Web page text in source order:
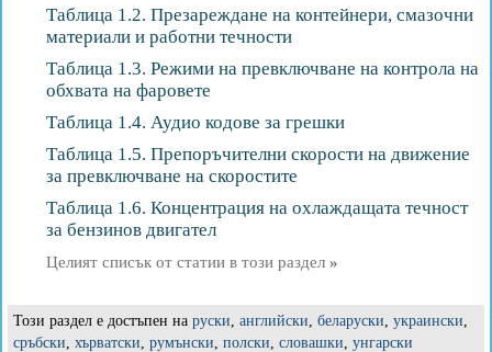
Таблица 1.2. Презареждане на контейнери, смазочни
материали и работни течности
Таблица 1.3. Режими на превключване на контрола на
обхвата на фаровете
Таблица 1.4. Аудио кодове за грешки
Таблица 1.5. Препоръчителни скорости на движение
за превключване на скоростите
Таблица 1.6. Концентрация на охлаждащата течност
за бензинов двигател
Целият списък от статии в този раздел »
Този раздел е достъпен на руски, английски, беларуски, украински,
сръбски, хърватски, румънски, полски, словашки, унгарски